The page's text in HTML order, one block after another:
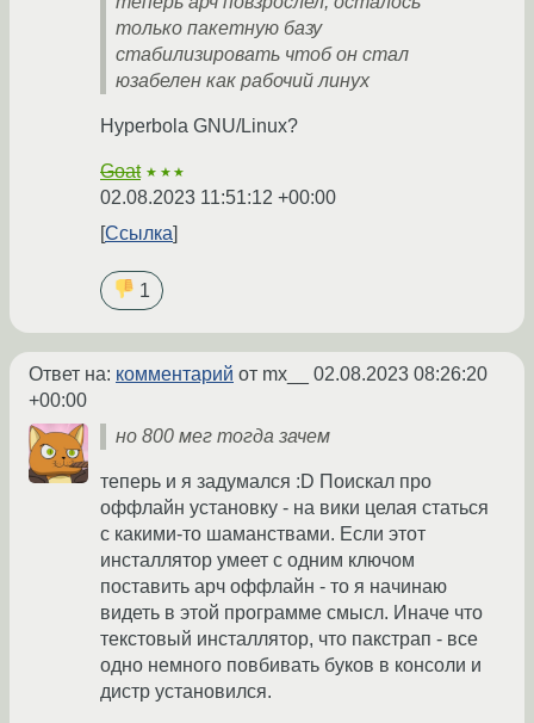
только пакетную базу
стабилизировать чтоб он стал
юзабелен как рабочий линух
Hyperbola GNU/Linux?
Goat ★★★
02.08.2023 11:51:12 +00:00
Ссылка
1
Ответ на: комментарий от mx__ 02.08.2023 08:26:20
+00:00
но 800 мег тогда зачем
теперь и я задумался :D Поискал про
оффлайн установку - на вики целая статься
с какими-то шаманствами. Если этот
инсталлятор умеет с одним ключом
поставить арч оффлайн - то я начинаю
видеть в этой программе смысл. Иначе что
текстовый инсталлятор, что пакстрап - все
одно немного повбивать буков в консоли и
дистр установился.